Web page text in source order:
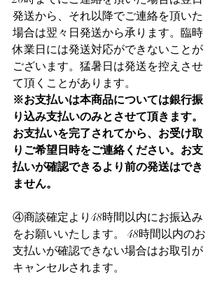
発送から、それ以降でご連絡を頂いた
場合は翌々日発送から承ります。臨時
休業日には発送対応ができないことが
ございます。猛暑日は発送を控えさせ
て頂くことがあります。
※お支払いは本商品については銀行振
り込み支払いのみとさせて頂きます。
お支払いを完了されてから、お受け取
りご希望日時をご連絡ください。お支
払いが確認できるより前の発送はでき
ません。
④商談確定より48時間以内にお振込み
をお願いいたします。 48時間以内のお
支払いが確認できない場合はお取引が
キャンセルされます。